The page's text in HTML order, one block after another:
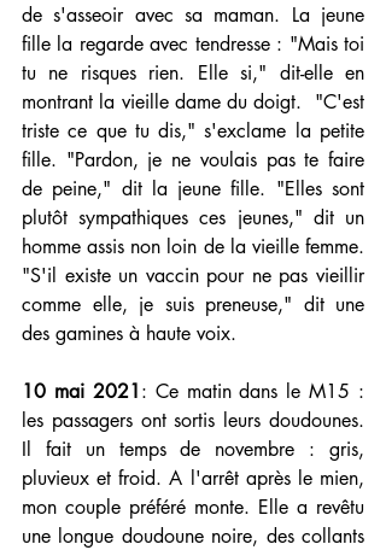
de s'asseoir avec sa maman. La jeune
fille la regarde avec tendresse : "Mais toi
tu ne risques rien. Elle si," dit-elle en
montrant la vieille dame du doigt.  "C'est
triste ce que tu dis," s'exclame la petite
fille. "Pardon, je ne voulais pas te faire
de peine," dit la jeune fille. "Elles sont
plutôt sympathiques ces jeunes," dit un
homme assis non loin de la vieille femme.
"S'il existe un vaccin pour ne pas vieillir
comme elle, je suis preneuse," dit une
des gamines à haute voix.
10 mai 2021: Ce matin dans le M15 :
les passagers ont sortis leurs doudounes.
Il fait un temps de novembre : gris,
pluvieux et froid. A l'arrêt après le mien,
mon couple préféré monte. Elle a revêtu
une longue doudoune noire, des collants